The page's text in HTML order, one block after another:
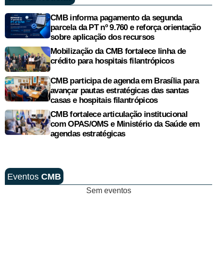
CMB informa pagamento da segunda
parcela da PT nº 9.760 e reforça orientação
sobre aplicação dos recursos
Mobilização da CMB fortalece linha de
crédito para hospitais filantrópicos
CMB participa de agenda em Brasília para
avançar pautas estratégicas das santas
casas e hospitais filantrópicos
CMB fortalece articulação institucional
com OPAS/OMS e Ministério da Saúde em
agendas estratégicas
Eventos CMB
Sem eventos